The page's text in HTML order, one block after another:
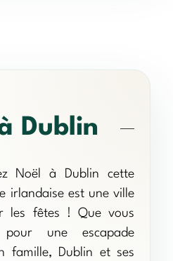
Dublin
Noël à Dublin cette
irlandaise est une ville
les fêtes ! Que vous
une escapade
famille, Dublin et ses